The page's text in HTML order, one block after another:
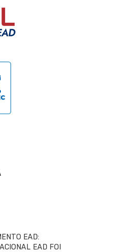
EAD:
EAD FOI